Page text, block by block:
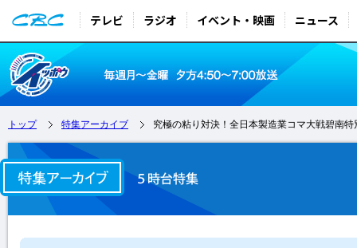
テレビ ラジオ イベント・映画 ニュース
トップ 特集アーカイブ 究極の粘り対決！全日本製造業コマ大戦碧南特